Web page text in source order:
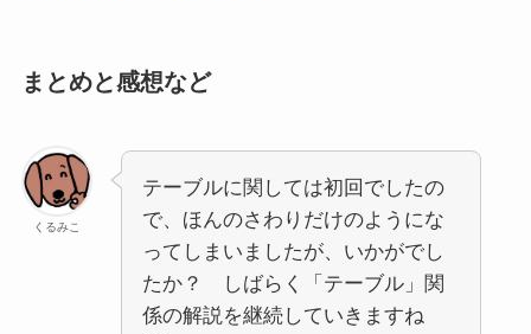
まとめと感想など
くるみこ
テーブルに関しては初回でしたの
で、ほんのさわりだけのようにな
ってしまいましたが、いかがでし
たか？ しばらく「テーブル」関
係の解説を継続していきますね